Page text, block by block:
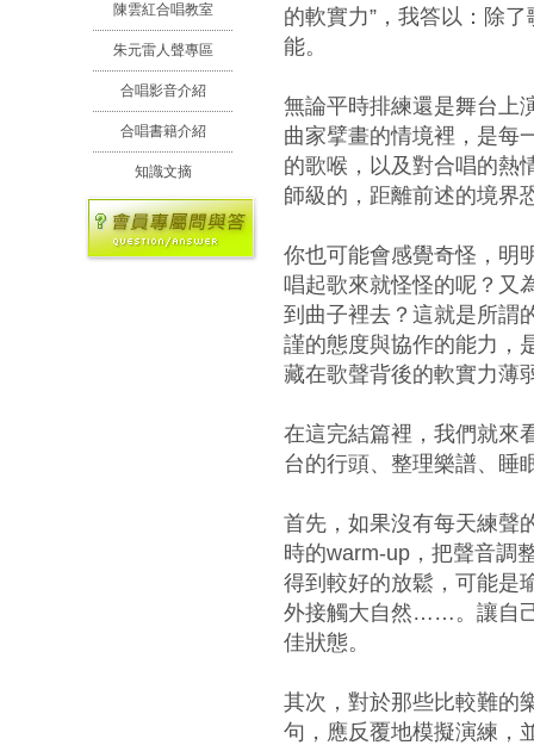
陳雲紅合唱教室
朱元雷人聲專區
合唱影音介紹
合唱書籍介紹
知識文摘
的軟實力”，我答以：除
能。
無論平時排練還是舞台上
曲家擘畫的情境裡，是每
的歌喉，以及對合唱的熱
師級的，距離前述的境界
你也可能會感覺奇怪，明
唱起歌來就怪怪的呢？又
到曲子裡去？這就是所
謹的態度與協作的能力，
藏在歌聲背後的軟實力薄
在這完結篇裡，我們就來
台的行頭、整理樂譜、睡
首先，如果沒有每天練聲
時的warm-up，把聲音調
得到較好的放鬆，可能是
外接觸大自然……。讓自
佳狀態。
其次，對於那些比較難的
句，應反覆地模擬演練，